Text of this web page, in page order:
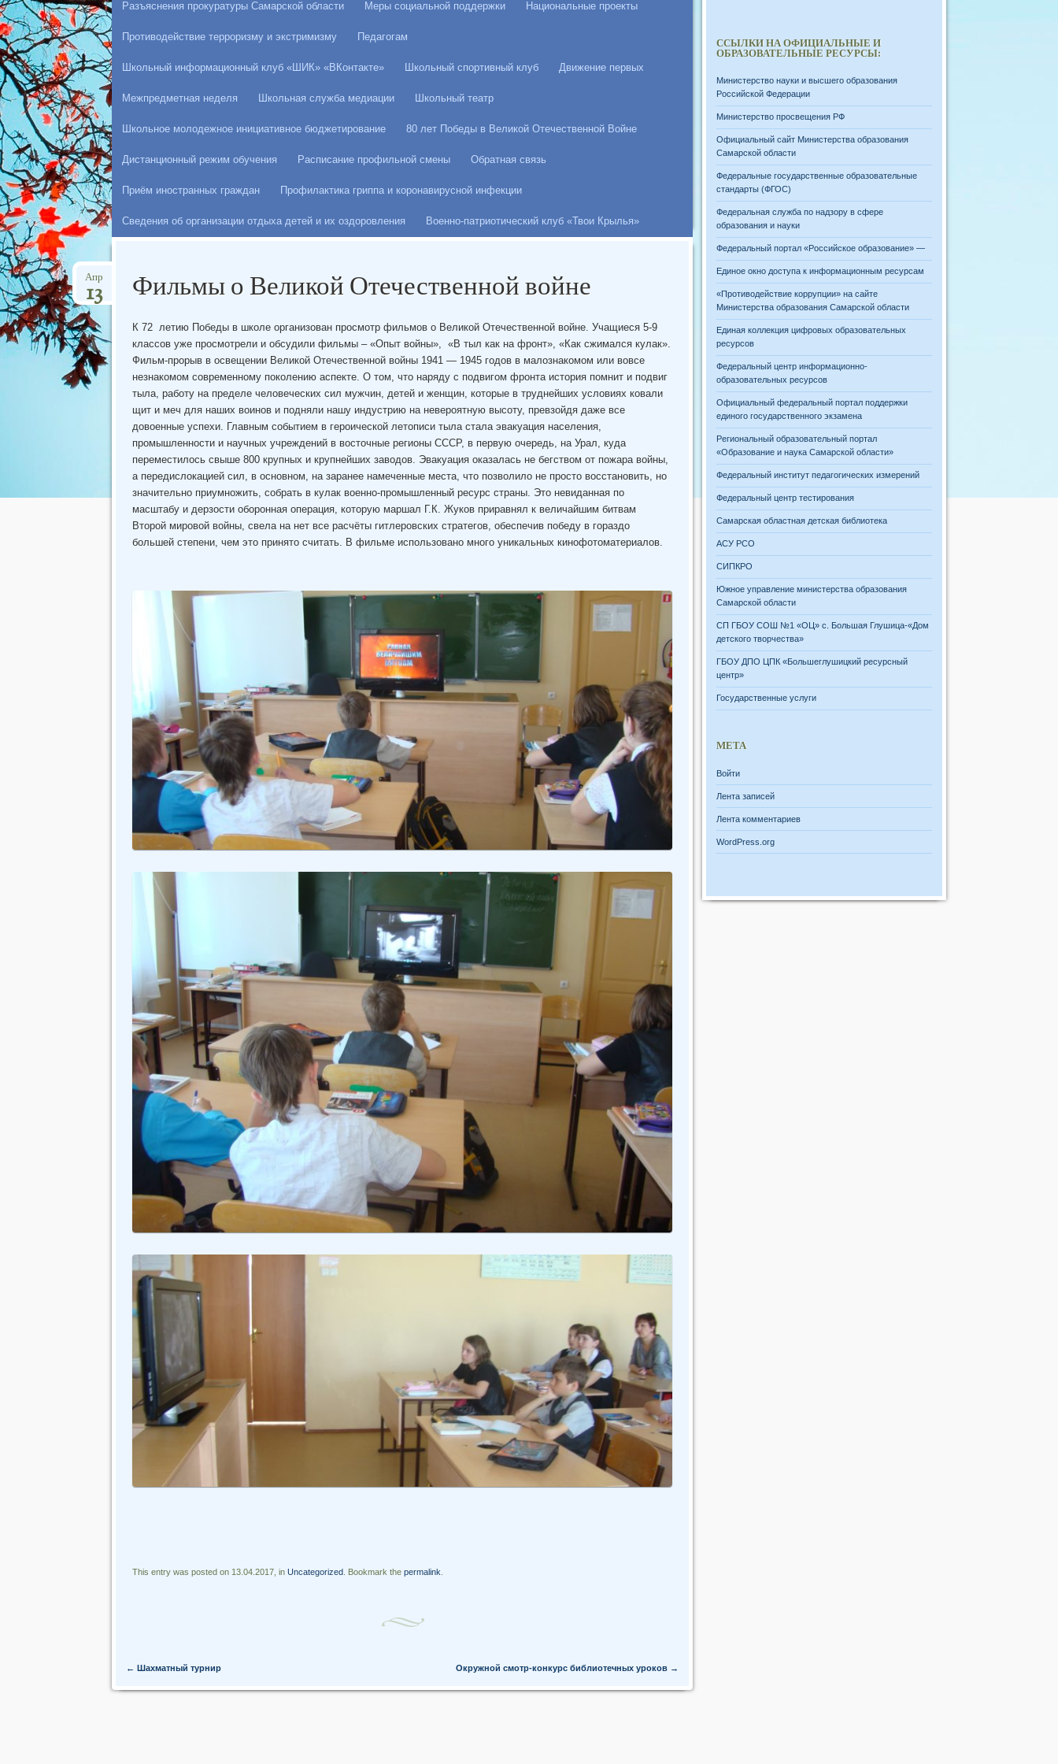
Разъяснения прокуратуры Самарской области Меры социальной поддержки Национальные проекты
Противодействие терроризму и экстримизму Педагогам
Школьный информационный клуб «ШИК» «ВКонтакте» Школьный спортивный клуб Движение первых
Межпредметная неделя Школьная служба медиации Школьный театр
Школьное молодежное инициативное бюджетирование 80 лет Победы в Великой Отечественной Войне
Дистанционный режим обучения Расписание профильной смены Обратная связь
Приём иностранных граждан Профилактика гриппа и коронавирусной инфекции
Сведения об организации отдыха детей и их оздоровления Военно-патриотический клуб «Твои Крылья»
Фильмы о Великой Отечественной войне
Апр
13
К 72 летию Победы в школе организован просмотр фильмов о Великой Отечественной войне. Учащиеся 5-9
классов уже просмотрели и обсудили фильмы – «Опыт войны», «В тыл как на фронт», «Как сжимался кулак».
Фильм-прорыв в освещении Великой Отечественной войны 1941 — 1945 годов в малознакомом или вовсе
незнакомом современному поколению аспекте. О том, что наряду с подвигом фронта история помнит и подвиг
тыла, работу на пределе человеческих сил мужчин, детей и женщин, которые в труднейших условиях ковали
щит и меч для наших воинов и подняли нашу индустрию на невероятную высоту, превзойдя даже все
довоенные успехи. Главным событием в героической летописи тыла стала эвакуация населения,
промышленности и научных учреждений в восточные регионы СССР, в первую очередь, на Урал, куда
переместилось свыше 800 крупных и крупнейших заводов. Эвакуация оказалась не бегством от пожара войны,
а передислокацией сил, в основном, на заранее намеченные места, что позволило не просто восстановить, но
значительно приумножить, собрать в кулак военно-промышленный ресурс страны. Это невиданная по
масштабу и дерзости оборонная операция, которую маршал Г.К. Жуков приравнял к величайшим битвам
Второй мировой войны, свела на нет все расчёты гитлеровских стратегов, обеспечив победу в гораздо
большей степени, чем это принято считать. В фильме использовано много уникальных кинофотоматериалов.
This entry was posted on 13.04.2017, in Uncategorized. Bookmark the permalink
Post navigation
← Шахматный турнир Окружной смотр-конкурс библиотечных уроков →
ССЫЛКИ НА ОФИЦИАЛЬНЫЕ И
ОБРАЗОВАТЕЛЬНЫЕ РЕСУРСЫ:
Министерство науки и высшего образования
Российской Федерации
Министерство просвещения РФ
Официальный сайт Министерства образования
Самарской области
Федеральные государственные образовательные
стандарты (ФГОС)
Федеральная служба по надзору в сфере
образования и науки
Федеральный портал «Российское образование» —
Единое окно доступа к информационным ресурсам
«Противодействие коррупции» на сайте
Министерства образования Самарской области
Единая коллекция цифровых образовательных
ресурсов
Федеральный центр информационно-
образовательных ресурсов
Официальный федеральный портал поддержки
единого государственного экзамена
Региональный образовательный портал
«Образование и наука Самарской области»
Федеральный институт педагогических измерений
Федеральный центр тестирования
Самарская областная детская библиотека
АСУ РСО
СИПКРО
Южное управление министерства образования
Самарской области
СП ГБОУ СОШ №1 «ОЦ» с. Большая Глушица-«Дом
детского творчества»
ГБОУ ДПО ЦПК «Большеглушицкий ресурсный
центр»
Государственные услуги
МЕТА
Войти
Лента записей
Лента комментариев
WordPress.org